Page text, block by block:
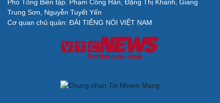
Phòng mạch online
Ăn sạch sống khỏe
Sân khấu - Điện ảnh
Giải trí
Nghệ sĩ
Thời trang
Phó Tổng Biên tập: Phạm Công Hân, Đặng Thị Khanh, Giang
Trung Sơn, Nguyễn Tuyết Yến
Cơ quan chủ quản: ĐÀI TIẾNG NÓI VIỆT NAM